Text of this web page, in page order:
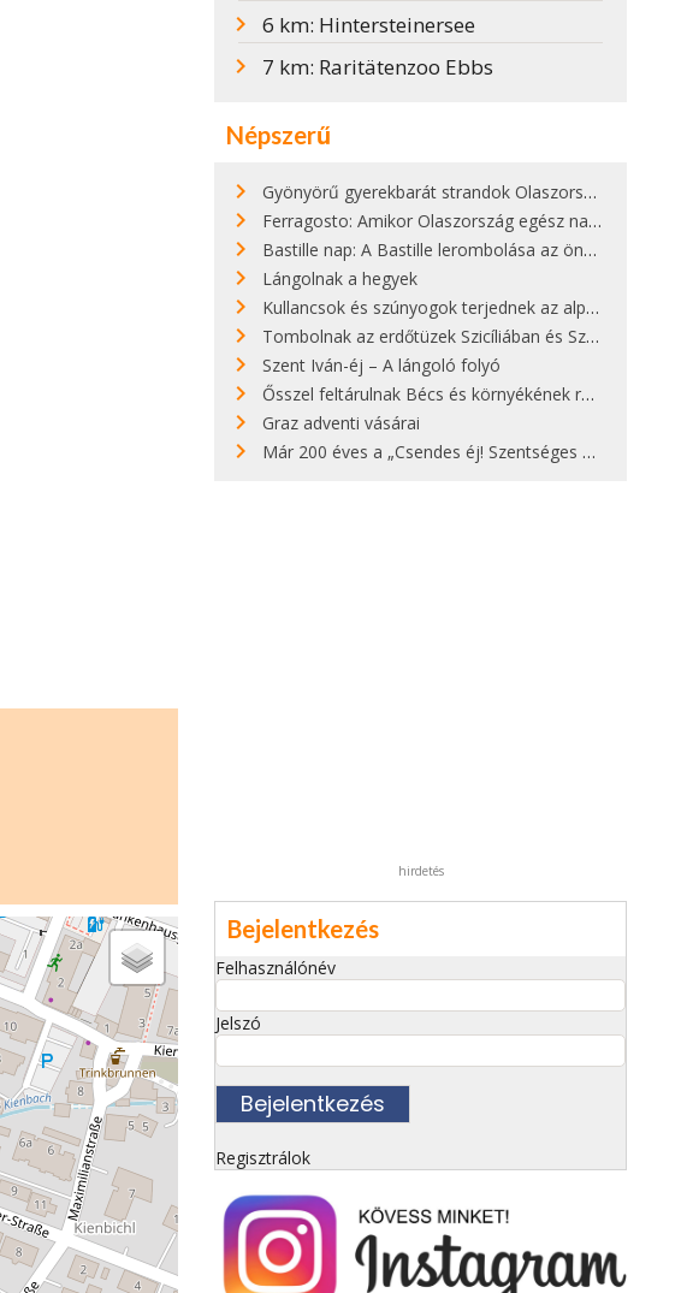
6 km: Hintersteinersee
7 km: Raritätenzoo Ebbs
Népszerű
Gyönyörű gyerekbarát strandok Olaszországban - megmutatjuk a 15 legjobbat
Ferragosto: Amikor Olaszország egész nap nyaral
Bastille nap: A Bastille lerombolása az önkényuralom végét jelentette
Lángolnak a hegyek
Kullancsok és szúnyogok terjednek az alpesi legelőkön
Tombolnak az erdőtüzek Szicíliában és Szardínián
Szent Iván-éj – A lángoló folyó
Ősszel feltárulnak Bécs és környékének rendkívüli építészeti kincsei
Graz adventi vásárai
Már 200 éves a „Csendes éj! Szentséges éj!”
hirdetés
Bejelentkezés
Felhasználónév
Jelszó
Regisztrálok